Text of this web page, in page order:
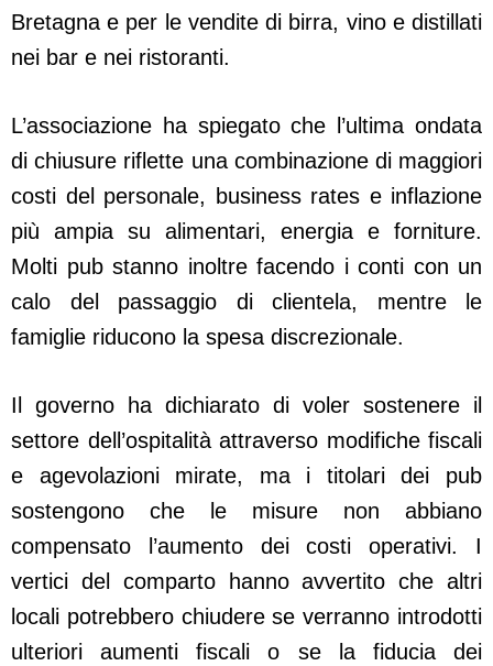
Bretagna e per le vendite di birra, vino e distillati
nei bar e nei ristoranti.
L’associazione ha spiegato che l’ultima ondata
di chiusure riflette una combinazione di maggiori
costi del personale, business rates e inflazione
più ampia su alimentari, energia e forniture.
Molti pub stanno inoltre facendo i conti con un
calo del passaggio di clientela, mentre le
famiglie riducono la spesa discrezionale.
Il governo ha dichiarato di voler sostenere il
settore dell’ospitalità attraverso modifiche fiscali
e agevolazioni mirate, ma i titolari dei pub
sostengono che le misure non abbiano
compensato l’aumento dei costi operativi. I
vertici del comparto hanno avvertito che altri
locali potrebbero chiudere se verranno introdotti
ulteriori aumenti fiscali o se la fiducia dei